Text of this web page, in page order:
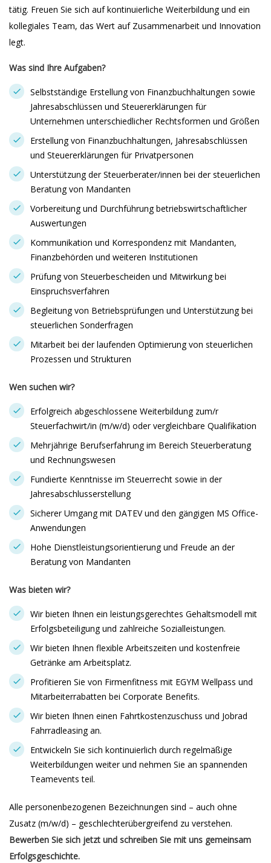
tätig. Freuen Sie sich auf kontinuierliche Weiterbildung und ein
kollegiales Team, das Wert auf Zusammenarbeit und Innovation
legt.
Was sind Ihre Aufgaben?
Selbstständige Erstellung von Finanzbuchhaltungen sowie
Jahresabschlüssen und Steuererklärungen für
Unternehmen unterschiedlicher Rechtsformen und Größen
Erstellung von Finanzbuchhaltungen, Jahresabschlüssen
und Steuererklärungen für Privatpersonen
Unterstützung der Steuerberater/innen bei der steuerlichen
Beratung von Mandanten
Vorbereitung und Durchführung betriebswirtschaftlicher
Auswertungen
Kommunikation und Korrespondenz mit Mandanten,
Finanzbehörden und weiteren Institutionen
Prüfung von Steuerbescheiden und Mitwirkung bei
Einspruchsverfahren
Begleitung von Betriebsprüfungen und Unterstützung bei
steuerlichen Sonderfragen
Mitarbeit bei der laufenden Optimierung von steuerlichen
Prozessen und Strukturen
Wen suchen wir?
Erfolgreich abgeschlossene Weiterbildung zum/r
Steuerfachwirt/in (m/w/d) oder vergleichbare Qualifikation
Mehrjährige Berufserfahrung im Bereich Steuerberatung
und Rechnungswesen
Fundierte Kenntnisse im Steuerrecht sowie in der
Jahresabschlusserstellung
Sicherer Umgang mit DATEV und den gängigen MS Office-
Anwendungen
Hohe Dienstleistungsorientierung und Freude an der
Beratung von Mandanten
Was bieten wir?
Wir bieten Ihnen ein leistungsgerechtes Gehaltsmodell mit
Erfolgsbeteiligung und zahlreiche Sozialleistungen.
Wir bieten Ihnen flexible Arbeitszeiten und kostenfreie
Getränke am Arbeitsplatz.
Profitieren Sie von Firmenfitness mit EGYM Wellpass und
Mitarbeiterrabatten bei Corporate Benefits.
Wir bieten Ihnen einen Fahrtkostenzuschuss und Jobrad
Fahrradleasing an.
Entwickeln Sie sich kontinuierlich durch regelmäßige
Weiterbildungen weiter und nehmen Sie an spannenden
Teamevents teil.
Alle personenbezogenen Bezeichnungen sind – auch ohne
Zusatz (m/w/d) – geschlechterübergreifend zu verstehen.
Bewerben Sie sich jetzt und schreiben Sie mit uns gemeinsam
Erfolgsgeschichte.